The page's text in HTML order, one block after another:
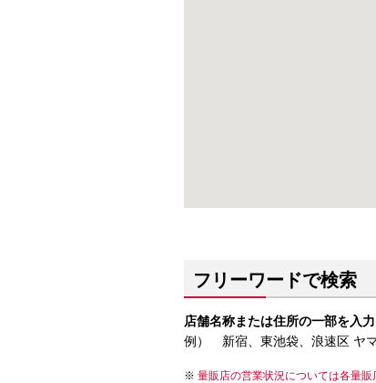
フリーワードで検索
店舗名称または住所の一部を入
例） 新宿、東池袋、浪速区 ヤ
量販店の営業状況については各量販